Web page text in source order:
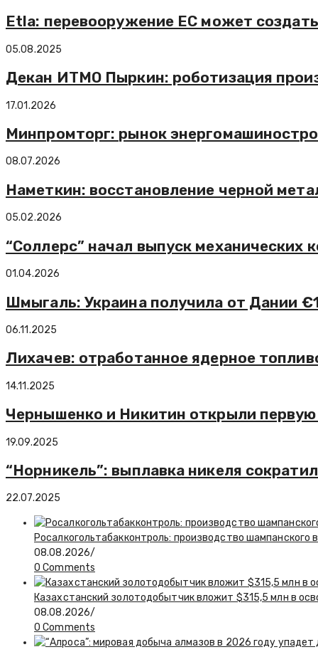
Etla: перевооружение ЕС может
05.08.2025
Декан ИТМО Пыркин: роботизация
17.01.2026
Минпромторг: рынок
08.07.2026
Наметкин: восстановление черной
05.02.2026
“Соллерс” начал выпуск механических
01.04.2026
Шмыгаль: Украина получила от Дании
06.11.2025
Лихачев: отработанное ядерное
14.11.2025
Чернышенко и Никитин открыли
19.09.2025
“Норникель”: выплавка никеля
22.07.2025
Росалкогольтабакконтроль: производство шампанского
08.08.2026/
0 Comments
Казахстанский золотодобытчик вложит $315,5 млн в
08.08.2026/
0 Comments